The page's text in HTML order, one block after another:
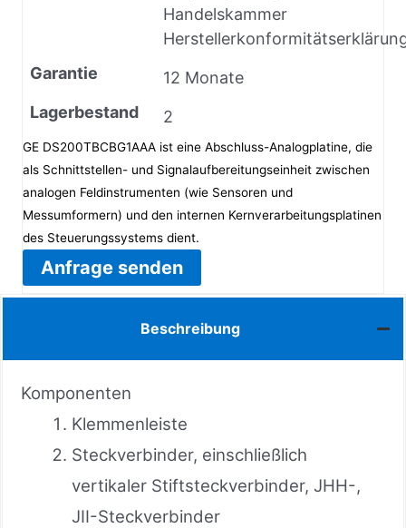
Handelskammer
Garantie
12 Monate
Lagerbestand
2
GE DS200TBCBG1AAA ist eine Abschluss-Analogplatine, die
als Schnittstellen- und Signalaufbereitungseinheit zwischen
analogen Feldinstrumenten (wie Sensoren und
Messumformern) und den internen Kernverarbeitungsplatinen
des Steuerungssystems dient.
Anfrage senden
Beschreibung
Komponenten
Klemmenleiste
Steckverbinder, einschließlich
vertikaler Stiftsteckverbinder, JHH-,
JII-Steckverbinder